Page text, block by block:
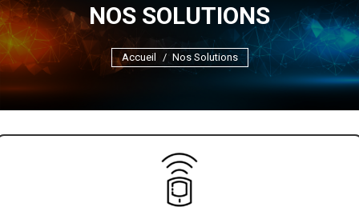
NOS SOLUTIONS
Vous êtes ici :
Accueil Nos Solutions